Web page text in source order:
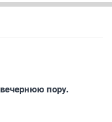
пору.